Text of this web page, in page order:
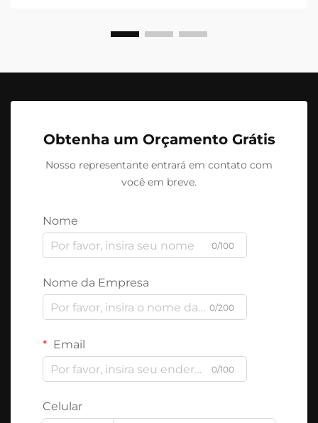
Obtenha um Orçamento Grátis
Nosso representante entrará em contato com
você em breve.
Nome
0/100
Nome da Empresa
0/200
Email
0/100
Celular